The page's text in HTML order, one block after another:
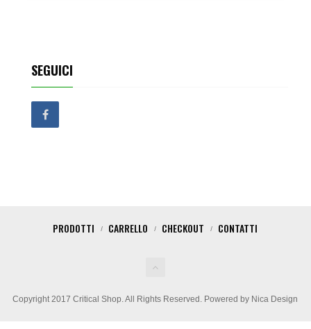
SEGUICI
Copyright 2017 Critical Shop. All Rights Reserved. Powered by Nica Design
PRODOTTI CARRELLO CHECKOUT CONTATTI